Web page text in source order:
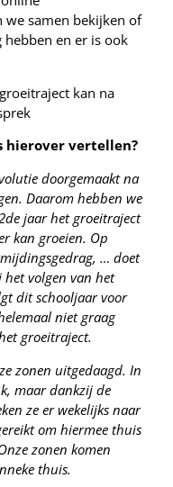
we samen bekijken of
en er is ook
kan na
hierover vertellen?
doorgemaakt na
Daarom hebben we
jaar het groeitraject
kan groeien. Op
… doet
volgen van het
dit schooljaar voor
niet graag
groeitraject.
zonen uitgedaagd. In
maar dankzij de
ze er wekelijks naar
om hiermee thuis
zonen komen
thuis.